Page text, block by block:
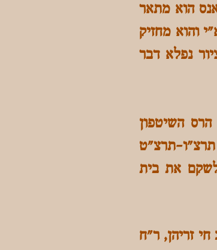
הוא מתאר
והוא מחזיק
נפלא דבר
שנים עמד בית הכנסת על תילו, ובאביב התרצ"ד (14 מאי 1934) הרס השיטפון
תרצ"ו-תרצ"ט
טבריה מלשקם את בית
חי זריהן, ר"ח